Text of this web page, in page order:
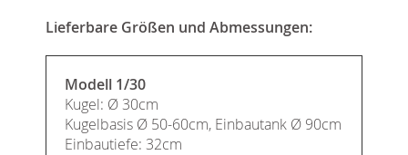
Lieferbare Größen und Abmessungen:
Modell 1/30
Kugel: Ø 30cm
Kugelbasis Ø 50-60cm, Einbautank Ø 90cm
Einbautiefe: 32cm